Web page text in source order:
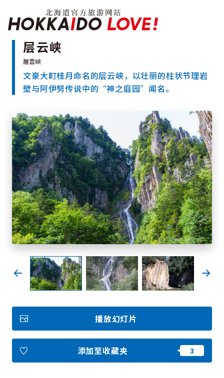
特辑
旅游景点
温泉
区域指南
美食
预约
交通
北海道简介
按旅游主题搜索
享受雨天
七个国立公园
邂逅美景
基础知识
收藏
Face
book
Insta
gram
YouT
ube
Insta
gram
Face
book
图库影集
视频
旅游手册
使用条款
关于我们
链接
层云峡
文豪大町桂月命名的层云峡，以壮丽的柱状节理岩
壁与阿伊努传说中的“神之庭园”闻名。
播放幻灯片
添加至收藏夹